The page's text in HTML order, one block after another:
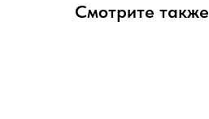
Смотрите также